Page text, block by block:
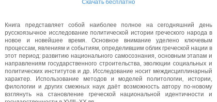
Скачать бесплатно
Книга представляет собой наиболее полное на сегодняшний день
русскоязычное исследование политической истории греческого народа в
новое и новейшее время. Основное внимание уделено ключевым
процессам, явлениям и событиям, определившим облик греческой нации в
этот период: развитию национального самосознания, основным этапам и
направлениям государственного строительства, эволюции социальных и
политических институтов и др. Исследование носит междисциплинарный
характер. Использование методов и моделей политологии, истории,
филологии и других смежных наук даёт возможность автору по-новому
взглянуть на становление греческой национальной идентичности и